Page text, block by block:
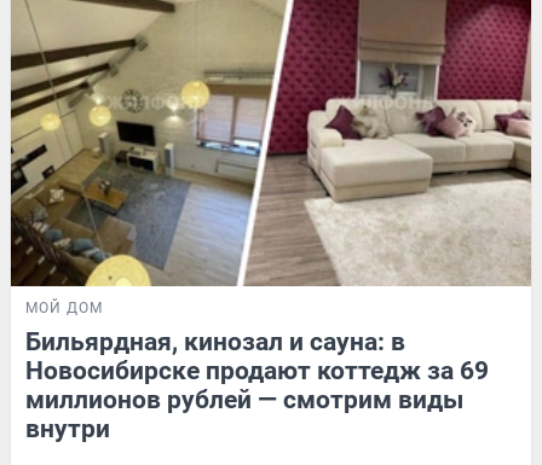
МОЙ ДОМ
Бильярдная, кинозал и сауна: в
Новосибирске продают коттедж за 69
миллионов рублей — смотрим виды
внутри